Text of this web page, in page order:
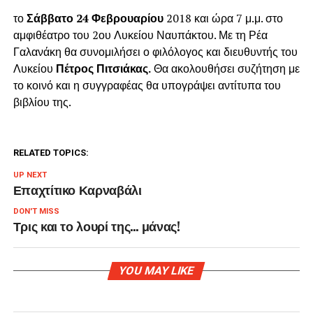
τοΣάββατο 24 Φεβρουαρίου 2018 και ώρα 7 μ.μ. στο
αμφιθέατρο του 2ου Λυκείου Ναυπάκτου. Με τη Ρέα
Γαλανάκη θα συνομιλήσει ο φιλόλογος και διευθυντής του
Λυκείου Πέτρος Πιτσιάκας.Θα ακολουθήσει συζήτηση με
το κοινό και η συγγραφέας θα υπογράψει αντίτυπα του
βιβλίου της.
RELATED TOPICS:
UP NEXT
Επαχτίτικο Καρναβάλι
DON'T MISS
Τρις και το λουρί της… μάνας!
YOU MAY LIKE